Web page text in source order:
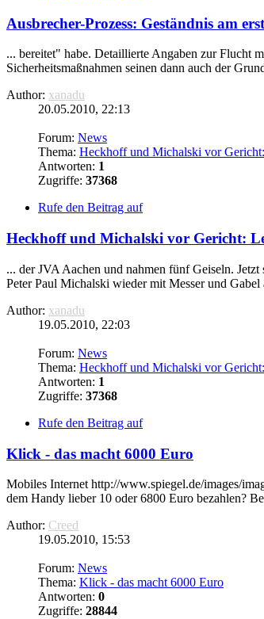
Ausbrecher-Prozess: Geständnis am
... bereitet" habe. Detaillierte Angaben zur Flucht
Sicherheitsmaßnahmen seinen dann auch der
Author: xanadu
20.05.2010, 22:13
Forum: News
Thema: Heckhoff und Michalski vor
Antworten: 1
Zugriffe: 37368
Rufe den Beitrag auf
Heckhoff und Michalski vor Gericht:
... der JVA Aachen und nahmen fünf Geiseln.
Peter Paul Michalski wieder mit Messer und
Author: xanadu
19.05.2010, 22:03
Forum: News
Thema: Heckhoff und Michalski vor
Antworten: 1
Zugriffe: 37368
Rufe den Beitrag auf
Klick - das macht 6000 Euro
Mobiles Internet http://www.spiegel.de/images/
dem Handy lieber 10 oder 6800 Euro bezahlen?
Author: Creed
19.05.2010, 15:53
Forum: News
Thema: Klick - das macht 6000 Euro
Antworten: 0
Zugriffe: 28844